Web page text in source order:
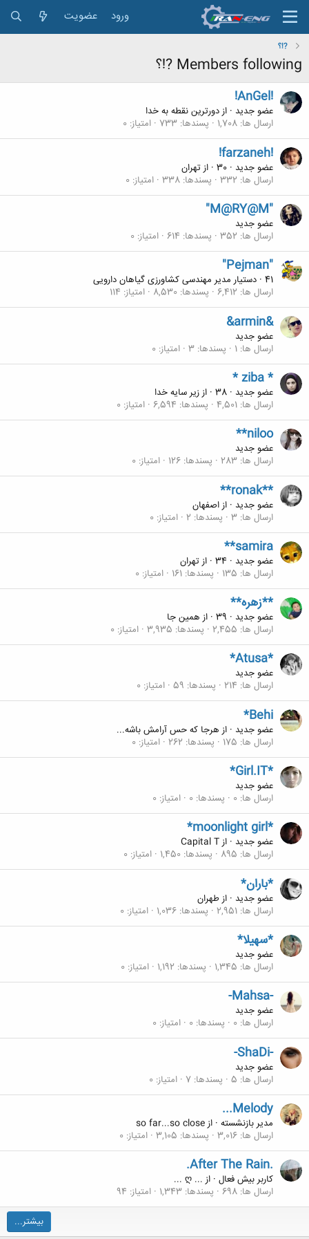
ورود عضویت
?!؟
Members following ?!؟
!AnGel!
عضو جدید · ازدورترین نقطه به خدا
ارسال ها 1,708 پسندها 733 امتیاز 0
!farzaneh!
عضو جدید ·
· ازتهران
ارسال ها 332 پسندها 338 امتیاز 0
"M@RY@M"
عضو جدید
ارسال ها 352 پسندها 614 امتیاز 0
"Pejman"
دستیار مدیر مهندسی کشاورزی گیاهان دارویی · 41
ارسال ها 6,412 پسندها 8,530 امتیاز 114
&armin&
عضو جدید
ارسال ها 1 پسندها 3 امتیاز 0
* ziba *
عضو جدید ·
· اززیر سایه خدا
ارسال ها 4,501 پسندها 6,594 امتیاز 0
**niloo
عضو جدید
ارسال ها 283 پسندها 126 امتیاز 0
**ronak**
عضو جدید · ازاصفهان
ارسال ها 3 پسندها 2 امتیاز 0
**samira
عضو جدید ·
· ازتهران
ارسال ها 135 پسندها 161 امتیاز 0
**زهره**
عضو جدید ·
· از همین جا
ارسال ها 2,455 پسندها 3,935 امتیاز 0
*Atusa*
عضو جدید
ارسال ها 214 پسندها 59 امتیاز 0
*Behi
عضو جدید · از هرجا که حس آرامش باشه...
ارسال ها 175 پسندها 262 امتیاز 0
*Girl.IT*
عضو جدید
ارسال ها 0 پسندها 0 امتیاز 0
*moonlight girl*
عضو جدید · ازCapital T
ارسال ها 895 پسندها 1,450 امتیاز 0
*باران*
عضو جدید · ازطهران
ارسال ها 2,951 پسندها 1,036 امتیاز 0
*سهیلا*
عضو جدید
ارسال ها 1,345 پسندها 1,192 امتیاز 0
-Mahsa-
عضو جدید
ارسال ها 0 پسندها 0 امتیاز 0
-ShaDi-
عضو جدید
ارسال ها 5 پسندها 7 امتیاز 0
...Melody
مدیر بازنشسته · ازso far...so close
ارسال ها 3,016 پسندها 3,105 امتیاز 0
.After The Rain.
کاربر بیش فعال · از ... ღ ...
ارسال ها 698 پسندها 1,343 امتیاز 94
بیشتر...